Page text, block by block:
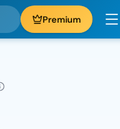
Premium